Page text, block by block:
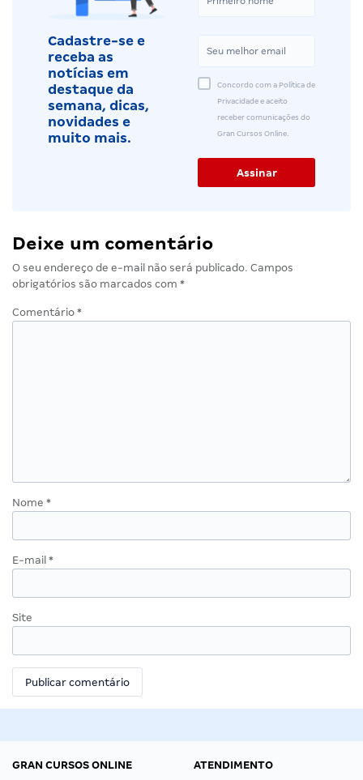
Cadastre-se e
receba as
notícias em
destaque da
semana, dicas,
novidades e
muito mais.
Concordo com a Política de
Privacidade e aceito
receber comunicações do
Gran Cursos Online.
Deixe um comentário
O seu endereço de e-mail não será publicado. Campos
obrigatórios são marcados com *
Comentário *
Nome *
E-mail *
Site
GRAN CURSOS ONLINE
ATENDIMENTO